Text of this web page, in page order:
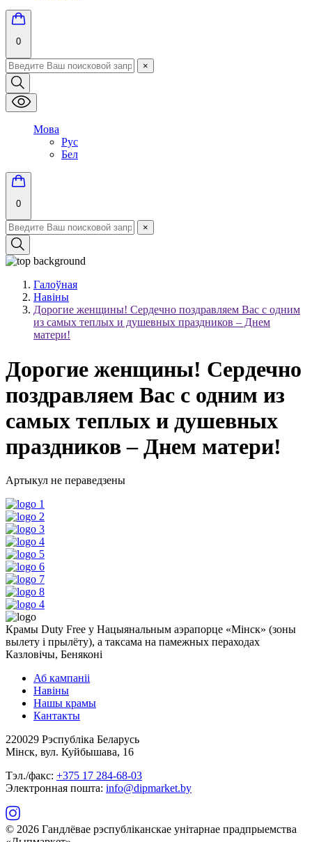
0
×
Мова
Рус
Бел
0
×
Галоўная
Навіны
Дорогие женщины! Сердечно поздравляем Вас с одним
из самых теплых и душевных праздников – Днем
матери!
Дорогие женщины! Сердечно
поздравляем Вас с одним из
самых теплых и душевных
праздников – Днем матери!
Артыкул не пераведзены
Крамы Duty Free у Нацыянальным аэрапорце «Мінск» (зоны
вылету і прылёту), а таксама на памежных пераходах
Казловічы, Беняконі
Аб кампаніі
Навіны
Нашы крамы
Кантакты
220029 Рэспубліка Беларусь
Мінск, вул. Куйбышава, 16
Тэл./факс: +375 17 284-68-03
Электронная пошта: info@dipmarket.by
© 2026 Гандлёвае рэспубліканскае унітарнае прадпрыемства